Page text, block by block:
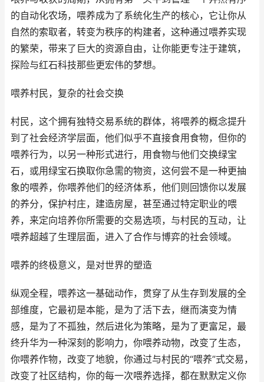
的自动化农场，喂养成为了系统化生产的核心，它让你从
自然的索取者，转变为秩序的构建者，这种通过喂养实现
的繁荣，带来了巨大的资源自由，让你能更专注于建筑，
探险与红石科技那些更宏伟的梦想。
喂养村民，复杂的社会交换
村民，这个拥有独特交易系统的群体，将喂养的概念提升
到了社会经济学层面，他们似乎不直接食用食物，但你的
喂养行为，以另一种形式进行，用食物与他们交换绿宝
石，或用绿宝石换取你急需的物资，这何尝不是一种更抽
象的喂养，你喂养他们的经济体系，他们则回馈你以发展
的养分，保护村庄，建造房屋，甚至通过特定职业的喂
养，来定向培养你所需要的交易选项，与村民的互动，让
喂养超越了生理层面，进入了合作与博弈的社会领域。
喂养的终极意义，是对世界的塑造
纵观全程，喂养这一基础动作，贯穿了从生存到发展的全
部维度，它最初是本能，是为了活下去，继而演变为情
感，是为了不孤独，然后进化为策略，是为了更富足，最
终升华为一种深刻的影响力，你喂养动物，改变了生态，
你喂养作物，改变了地貌，你通过与村民的“喂养”式交易，
改变了社区结构，你的每一次喂养选择，都在默默定义你